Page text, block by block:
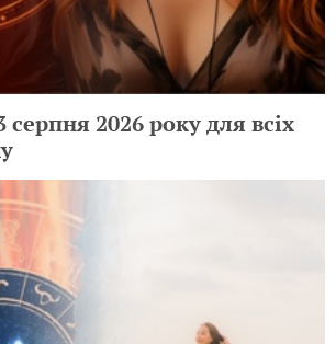
серпня 2026 року для всіх